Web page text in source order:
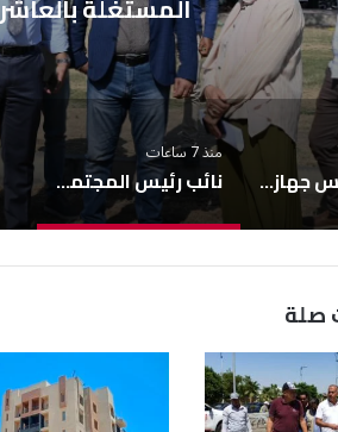
مندور ورئيس جهاز القرى السياحية يتفقدان المشروعات الجارية بمارينا
منذ 7 ساعات
نائب رئيس المجتمعات العمرانية يبحث تعظيم الاستفادة من المناطق غير المستغلة بالعاشر من رمضان
صلة